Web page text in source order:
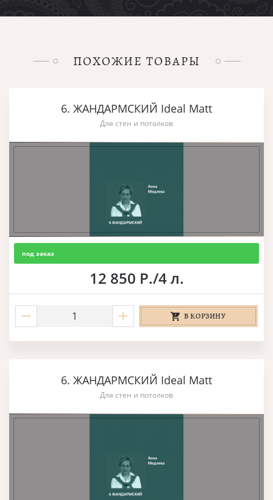
ПОХОЖИЕ ТОВАРЫ
6. ЖАНДАРМСКИЙ Ideal Matt
Для стен и потолков
под заказ
12 850 Р./4 л.
В КОРЗИНУ
6. ЖАНДАРМСКИЙ Ideal Matt
Для стен и потолков